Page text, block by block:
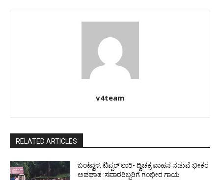
v4team
RELATED ARTICLES
ಬಂಟ್ವಾಳ: ಟಿಪ್ಪರ್ ಲಾರಿ- ದ್ವಿಚಕ್ರ ವಾಹನ ನಡುವೆ ಭೀಕರ
ಅಪಘಾತ :ಸವಾರರಿಬ್ಬರಿಗೆ ಗಂಭೀರ ಗಾಯ